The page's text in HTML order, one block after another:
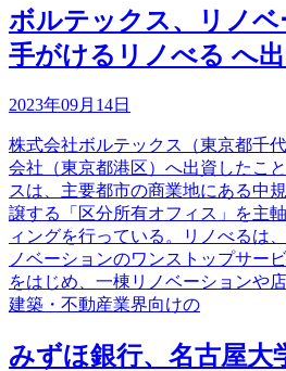
ボルテックス、リノベ
手がけるリノべる へ
2023年09月14日
株式会社ボルテックス（東京都千
会社（東京都港区）へ出資したこ
スは、主要都市の商業地にある中
譲する「区分所有オフィス」を主
ィングを行っている。リノべるは
ノベーションのワンストップサー
をはじめ、一棟リノベーションや
建築・不動産業界向けの
みずほ銀行、名古屋大